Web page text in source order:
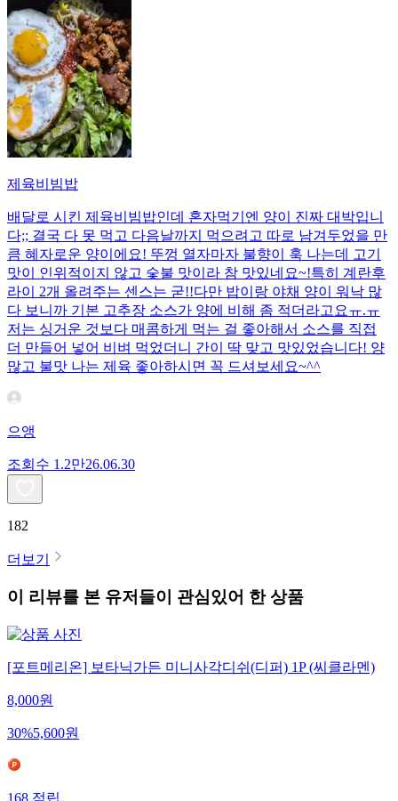
제육비빔밥
배달로 시킨 제육비빔밥인데 혼자먹기엔 양이 진짜 대박입니
다;; 결국 다 못 먹고 다음날까지 먹으려고 따로 남겨두었을 만
큼 혜자로운 양이에요! 뚜껑 열자마자 불향이 훅 나는데 고기
맛이 인위적이지 않고 숯불 맛이라 참 맛있네요~!특히 계란후
라이 2개 올려주는 센스는 굳!! ​다만 밥이랑 야채 양이 워낙 많
다 보니까 기본 고추장 소스가 양에 비해 좀 적더라고요ㅠ.ㅠ
저는 싱거운 것보다 매콤하게 먹는 걸 좋아해서 소스를 직접
더 만들어 넣어 비벼 먹었더니 간이 딱 맞고 맛있었습니다! 양
많고 불맛 나는 제육 좋아하시면 꼭 드셔보세요~^^
으앵
조회수 1.2만26.06.30
182
더보기
이 리뷰를 본 유저들이 관심있어 한 상품
[포트메리온] 보타닉가든 미니사각디쉬(디퍼) 1P (씨클라멘)
8,000원
30%5,600원
168 적립